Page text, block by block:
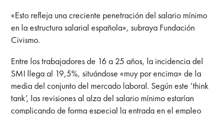
«Esto refleja una creciente penetración del salario mínimo
en la estructura salarial española», subraya Fundación
Civismo.
Entre los trabajadores de 16 a 25 años, la incidencia del
SMI llega al 19,5%, situándose «muy por encima» de la
media del conjunto del mercado laboral. Según este ‘think
tank’, las revisiones al alza del salario mínimo estarían
complicando de forma especial la entrada en el empleo